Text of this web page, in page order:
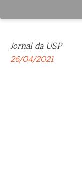
Jornal da USP
26/04/2021